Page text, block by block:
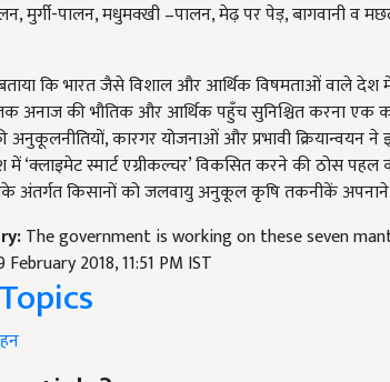
मुर्गी-पालन, मधुमक्खी –पालन, मेढ़ पर पेड़, बागवानी व
बताया कि भारत जैसे विशाल और आर्थिक विषमताओं वाले
अनाज की भौतिक और आर्थिक पहुँच सुनिश्चित करना एक
कारगर योजनाओं और प्रभावी क्रियान्वयन ने
‘क्लाइमेट स्मार्ट एग्रीकल्चर’ विकसित करने की ठोस पहल
अंतर्गत किसानों को जलवायु अनुकूल कृषि तकनीकें अपनाने
The government is working on these seven
February 2018, 11:51 PM IST